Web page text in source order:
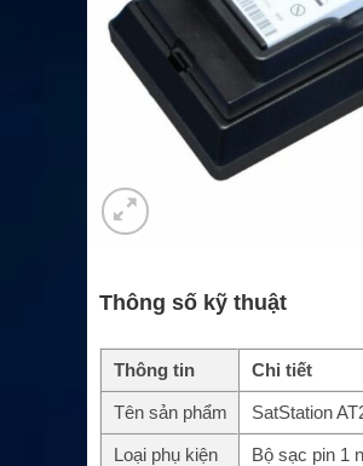
Thông số kỹ thuật
Thông tin Chi tiết
Tên sản phẩm SatStation
Loại phụ kiện Bộ sạc pin 1